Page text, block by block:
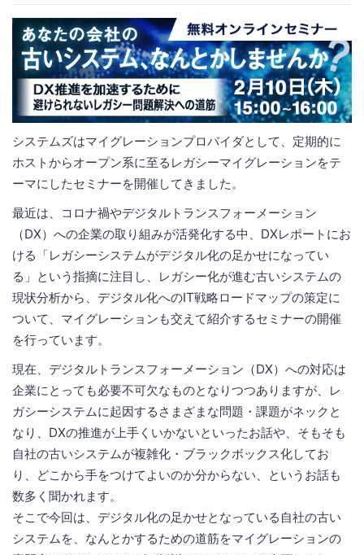
システムズはマイグレーションプロバイダとして、定期的に
ホストからオープン系に至るレガシーマイグレーションをテ
ーマにしたセミナーを開催してきました。
最近は、コロナ禍やデジタルトランスフォーメーション
（DX）への企業の取り組みが活発化する中、DXレポートにお
ける「レガシーシステムがデジタル化の足かせになってい
る」という指摘に注目し、レガシー化が進む古いシステムの
現状分析から、デジタル化へのIT戦略ロードマップの策定に
ついて、マイグレーションも交えて紹介するセミナーの開催
を行っています。
現在、デジタルトランスフォーメーション（DX）への対応は
企業にとっても必要不可欠なものとなりつつありますが、レ
ガシーシステムに起因するさまざまな問題・課題がネックと
なり、DXの推進が上手くいかないといったお話や、そもそも
自社の古いシステムが複雑化・ブラックボックス化してお
り、どこから手をつけてよいのか分からない、というお話も
数多く聞かれます。
そこで今回は、デジタル化の足かせとなっている自社の古い
システムを、なんとかするための道筋をマイグレーションの